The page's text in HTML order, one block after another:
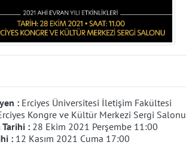
: Erciyes Üniversitesi İletişim Fakültesi
Kongre ve Kültür Merkezi Sergi Salonu
Tarihi : 28 Ekim 2021 Perşembe 11:00
: 12 Kasım 2021 Cuma 17:00